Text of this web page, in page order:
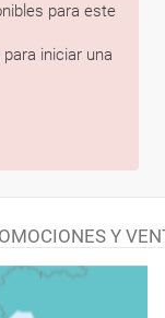
para este
para iniciar una
Y